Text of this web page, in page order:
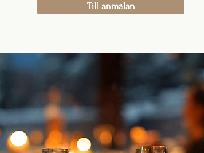
Till anmälan